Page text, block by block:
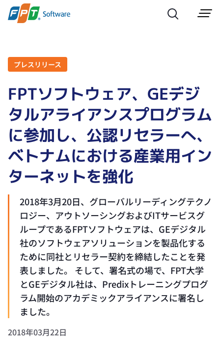
プレスリリース
FPTソフトウェア、GEデジ
タルアライアンスプログラム
に参加し、公認リセラーへ、
ベトナムにおける産業用イン
ターネットを強化
2018年3月20日、グローバルリーディングテクノ
ロジー、アウトソーシングおよびITサービスグ
ループであるFPTソフトウェアは、GEデジタル
社のソフトウェアソリューションを製品化する
ために同社とリセラー契約を締結したことを発
表しました。 そして、署名式の場で、FPT大学
とGEデジタル社は、Predixトレーニングプログ
ラム開始のアカデミックアライアンスに署名し
ました。
2018年03月22日